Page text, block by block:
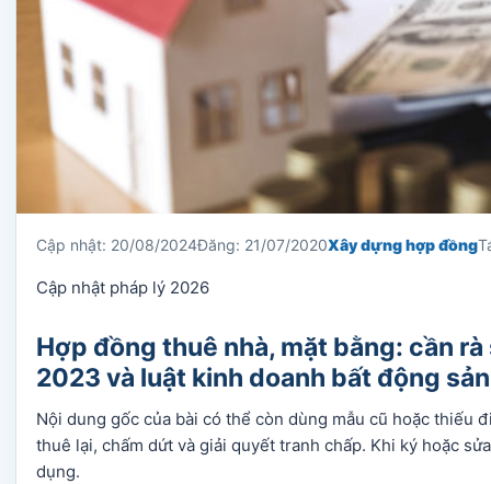
Cập nhật: 20/08/2024Đăng: 21/07/2020Xây dựng hợp đồng
Cập nhật pháp lý 2026
Hợp đồng thuê nhà, mặt bằng: cần
2023 và luật kinh doanh bất động sản
Nội dung gốc của bài có thể còn dùng mẫu cũ hoặc thiếu
thuê lại, chấm dứt và giải quyết tranh chấp. Khi ký hoặc
dụng.